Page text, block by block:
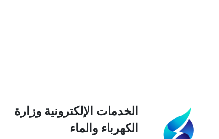
الخدمات الإلكترونية وزارة
الكهرباء والماء